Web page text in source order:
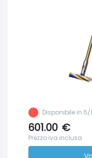
Disponibile in
601.00 €
Prezzo iva inclusa